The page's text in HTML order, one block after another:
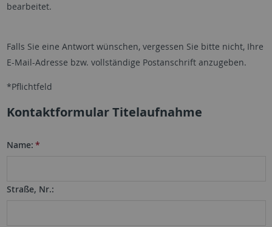
bearbeitet.
Falls Sie eine Antwort wünschen, vergessen Sie bitte nicht, Ihre
E-Mail-Adresse bzw. vollständige Postanschrift anzugeben.
*Pflichtfeld
Kontaktformular Titelaufnahme
Name: *
Straße, Nr.: